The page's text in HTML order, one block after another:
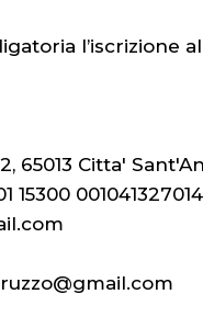
l’iscrizione
65013 Citta'